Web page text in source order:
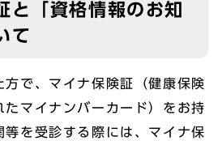
と「資格情報のお知
て
で、マイナ保険証（健康保険
たマイナンバーカード）をお持
等を受診する際には、マイナ保